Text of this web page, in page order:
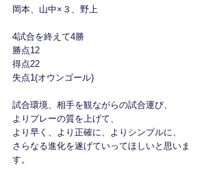
岡本、山中×３、野上
4試合を終えて4勝
勝点12
得点22
失点1(オウンゴール)
試合環境、相手を観ながらの試合運び、
よりプレーの質を上げて、
より早く、より正確に、よりシンプルに、
さらなる進化を遂げていってほしいと思いま
す。